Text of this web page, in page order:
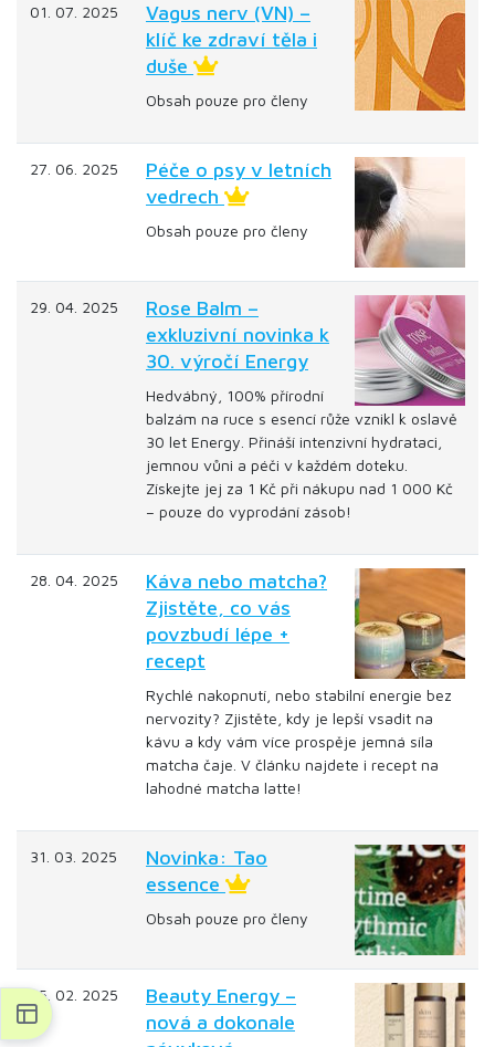
01. 07. 2025
Vagus nerv (VN) –
klíč ke zdraví těla i
duše
Obsah pouze pro členy
27. 06. 2025
Péče o psy v letních
vedrech
Obsah pouze pro členy
29. 04. 2025
Rose Balm –
exkluzivní novinka k
30. výročí Energy
Hedvábný, 100% přírodní
balzám na ruce s esencí růže vznikl k oslavě
30 let Energy. Přináší intenzivní hydrataci,
jemnou vůni a péči v každém doteku.
Získejte jej za 1 Kč při nákupu nad 1 000 Kč
– pouze do vyprodání zásob!
28. 04. 2025
Káva nebo matcha?
Zjistěte, co vás
povzbudí lépe +
recept
Rychlé nakopnutí, nebo stabilní energie bez
nervozity? Zjistěte, kdy je lepší vsadit na
kávu a kdy vám více prospěje jemná síla
matcha čaje. V článku najdete i recept na
lahodné matcha latte!
31. 03. 2025
Novinka: Tao
essence
Obsah pouze pro členy
25. 02. 2025
Beauty Energy –
nová a dokonale